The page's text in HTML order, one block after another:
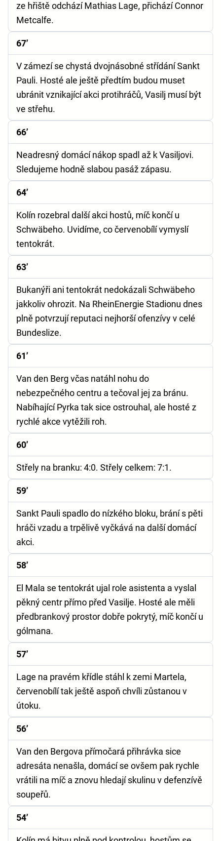
ze hřiště odchází Mathias Lage, přichází Connor
Metcalfe.
67’
V zámezí se chystá dvojnásobné střídání Sankt
Pauli. Hosté ale ještě předtím budou muset
ubránit vznikající akci protihráčů, Vasilj musí být
ve střehu.
66’
Neadresný domácí nákop spadl až k Vasiljovi.
Sledujeme hodně slabou pasáž zápasu.
64’
Kolín rozebral další akci hostů, míč končí u
Schwäbeho. Uvidíme, co červenobílí vymyslí
tentokrát.
63’
Bukanýři ani tentokrát nedokázali Schwäbeho
jakkoliv ohrozit. Na RheinEnergie Stadionu dnes
plně potvrzují reputaci nejhorší ofenzívy v celé
Bundeslize.
61’
Van den Berg včas natáhl nohu do
nebezpečného centru a tečoval jej za bránu.
Nabíhající Pyrka tak sice ostrouhal, ale hosté z
rychlé akce vytěžili roh.
60’
Střely na branku: 4:0. Střely celkem: 7:1.
59’
Sankt Pauli spadlo do nízkého bloku, brání s pěti
hráči vzadu a trpělivě vyčkává na další domácí
akci.
58’
El Mala se tentokrát ujal role asistenta a vyslal
pěkný centr přímo před Vasilje. Hosté ale měli
předbrankový prostor dobře pokrytý, míč končí u
gólmana.
57’
Lage na pravém křídle stáhl k zemi Martela,
červenobílí tak ještě aspoň chvíli zůstanou v
útoku.
56’
Van den Bergova přímočará přihrávka sice
adresáta nenašla, domácí se ovšem pak rychle
vrátili na míč a znovu hledají skulinu v defenzívě
soupeřů.
54’